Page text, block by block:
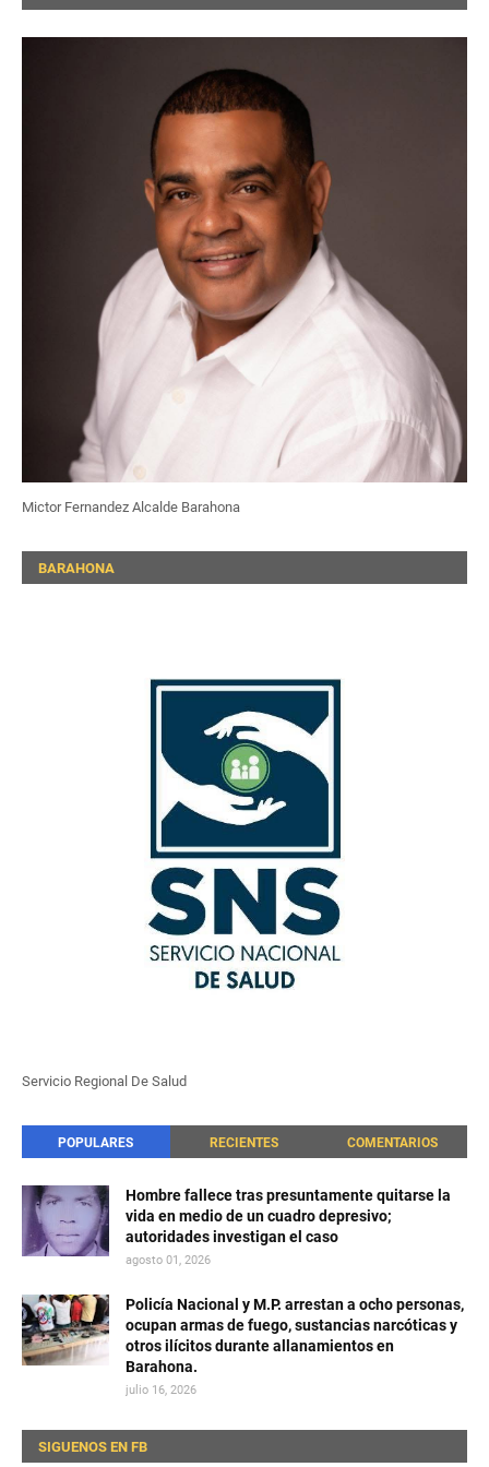
Mictor Fernandez Alcalde Barahona
BARAHONA
Servicio Regional De Salud
POPULARES RECIENTES COMENTARIOS
Hombre fallece tras presuntamente quitarse la
vida en medio de un cuadro depresivo;
autoridades investigan el caso
agosto 01, 2026
Policía Nacional y M.P. arrestan a ocho personas,
ocupan armas de fuego, sustancias narcóticas y
otros ilícitos durante allanamientos en
Barahona.
julio 16, 2026
SIGUENOS EN FB